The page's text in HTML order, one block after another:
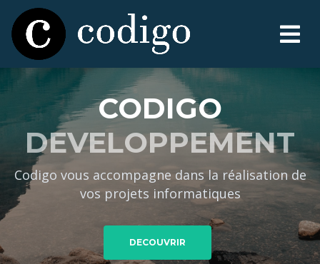
CODIGO
DEVELOPPEMENT
Codigo vous accompagne dans la réalisation de
vos projets informatiques
DECOUVRIR